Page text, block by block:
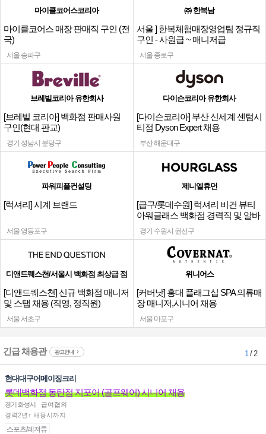
마이클코어스코리아
마이클코어스 매장 판매직 구인 (전
국)
서울 송파구
㈜ 한복남
서울 ] 한복체험매장영업팀 정규직
구인 - 사원급 ~ 매니저급
서울 종로구
브레빌코리아 유한회사
[브레빌 코리아] 백화점 판매사원
구인(현대 판교)
경기 성남시 분당구
다이슨코리아 유한회사
[다이슨코리아] 부산 신세계 센텀시
티점 Dyson Expert 채용
부산 해운대구
파워피플컨설팅
[럭셔리] 시계 브랜드
서울 영등포구
제니엘휴먼
[급구/롯데수원] 럭셔리 비건 뷰티
아워글래스 백화점 경력직 및 알바
채용
경기 수원시 권선구
디앤드퀘스천/서울시 백화점 최상급 점
[디앤드퀘스천] 신규 백화점 매니저
및 스탭 채용 (직영, 정직원)
서울 서초구
위니어스
[커버낫] 홍대 플래그십 SPA 의류매
장 매니저,시니어 채용
서울 마포구
긴급 채용관 광고안내 1/ 2
현대대구어메이징크리
롯데백화점 동탄점 지포어 (골프웨어) 시니어 채용
경기 화성시
급여협의
경력2년↑ 채용시까지
스포츠/레져류